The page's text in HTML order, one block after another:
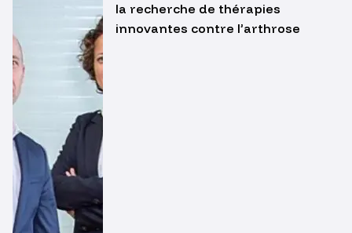
la recherche de thérapies
innovantes contre l’arthrose